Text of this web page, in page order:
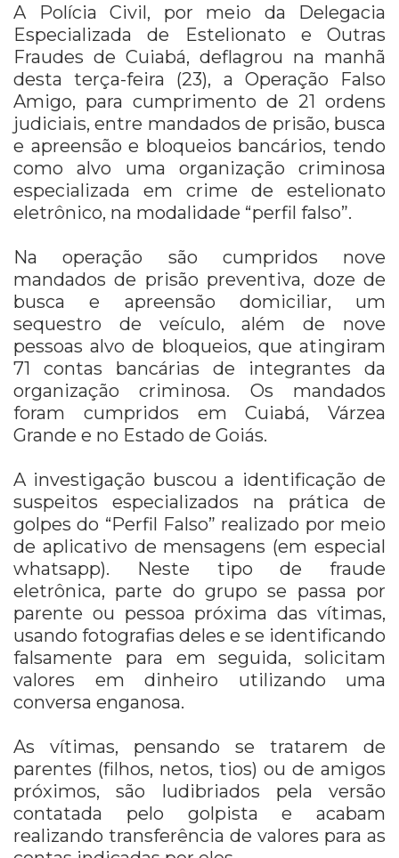
A Polícia Civil, por meio da Delegacia
Especializada de Estelionato e Outras
Fraudes de Cuiabá, deflagrou na manhã
desta terça-feira (23), a Operação Falso
Amigo, para cumprimento de 21 ordens
judiciais, entre mandados de prisão, busca
e apreensão e bloqueios bancários, tendo
como alvo uma organização criminosa
especializada em crime de estelionato
eletrônico, na modalidade “perfil falso”.
Na operação são cumpridos nove
mandados de prisão preventiva, doze de
busca e apreensão domiciliar, um
sequestro de veículo, além de nove
pessoas alvo de bloqueios, que atingiram
71 contas bancárias de integrantes da
organização criminosa. Os mandados
foram cumpridos em Cuiabá, Várzea
Grande e no Estado de Goiás.
A investigação buscou a identificação de
suspeitos especializados na prática de
golpes do “Perfil Falso” realizado por meio
de aplicativo de mensagens (em especial
whatsapp). Neste tipo de fraude
eletrônica, parte do grupo se passa por
parente ou pessoa próxima das vítimas,
usando fotografias deles e se identificando
falsamente para em seguida, solicitam
valores em dinheiro utilizando uma
conversa enganosa.
As vítimas, pensando se tratarem de
parentes (filhos, netos, tios) ou de amigos
próximos, são ludibriados pela versão
contatada pelo golpista e acabam
realizando transferência de valores para as